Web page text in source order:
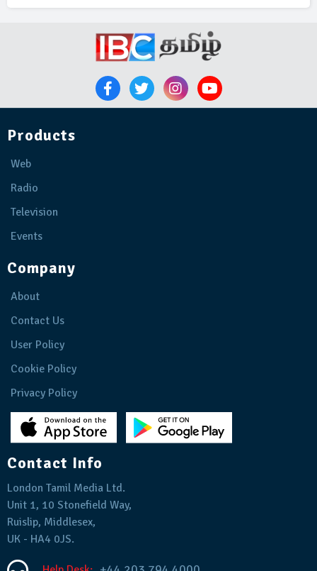
Products
Web
Radio
Television
Events
Company
About
Contact Us
User Policy
Cookie Policy
Privacy Policy
Contact Info
London Tamil Media Ltd.
Unit 1, 10 Stonefield Way,
Ruislip, Middlesex,
UK - HA4 0JS.